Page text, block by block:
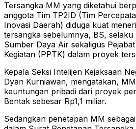
Tersangka MM yang diketahui
anggota Tim TP2ID (Tim
Inovasi Daerah) diduga kuat
tersangka sebelumnya, BS, selaku
Sumber Daya Air sekaligus
Kegiatan (PPTK) dalam proyek
Kepala Seksi Intelijen Kejaksaan
Dyan Kurniawan, mengatakan,
keuntungan pribadi dari proyek
Bentak sebesar Rp1,1 miliar.
Sedangkan penetapan MM